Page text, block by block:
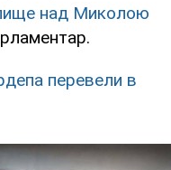
над Миколою
перевели в